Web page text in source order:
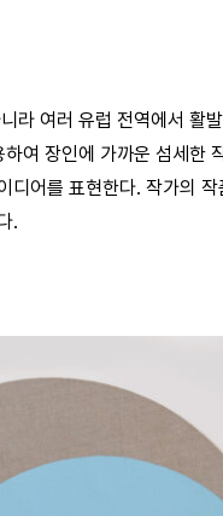
라 여러 유럽 전역에서 활
여 장인에 가까운 섬세한
어를 표현한다. 작가의
.